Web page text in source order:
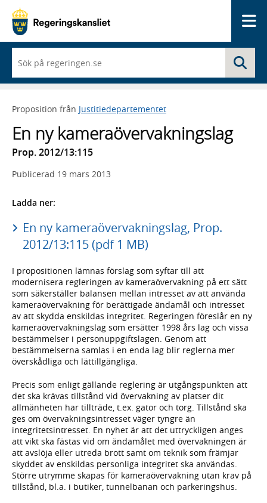
du
börjar
skriva
framträder
lista
med
sökförslag
Proposition från Justitiedepartementet
En ny kameraövervakningslag
Prop. 2012/13:115
Publicerad 19 mars 2013
Ladda ner:
En ny kameraövervakningslag, Prop.
2012/13:115 (pdf 1 MB)
I propositionen lämnas förslag som syftar till att
modernisera regleringen av kameraövervakning på ett sätt
som säkerställer balansen mellan intresset av att använda
kameraövervakning för berättigade ändamål och intresset
av att skydda enskildas integritet. Regeringen föreslår en ny
kameraövervakningslag som ersätter 1998 års lag och vissa
bestämmelser i personuppgiftslagen. Genom att
bestämmelserna samlas i en enda lag blir reglerna mer
överskådliga och lättillgängliga.
Precis som enligt gällande reglering är utgångspunkten att
det ska krävas tillstånd vid övervakning av platser dit
allmänheten har tillträde, t.ex. gator och torg. Tillstånd ska
ges om övervakningsintresset väger tyngre än
integritetsintresset. En nyhet är att det uttryckligen anges
att vikt ska fästas vid om ändamålet med övervakningen är
att avslöja eller utreda brott samt om teknik som främjar
skyddet av enskildas personliga integritet ska användas.
Större utrymme skapas för kameraövervakning utan krav på
tillstånd, bl.a. i butiker, tunnelbanan och parkeringshus.